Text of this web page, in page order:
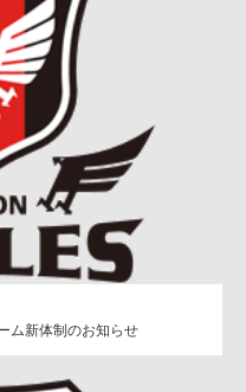
ム新体制のお知らせ